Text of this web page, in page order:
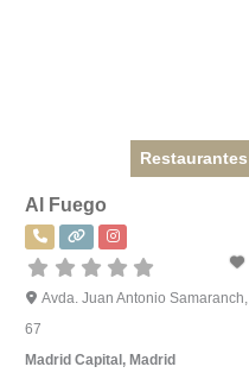
Restaurantes
Al Fuego
Avda. Juan Antonio Samaranch,
67
Madrid Capital , Madrid